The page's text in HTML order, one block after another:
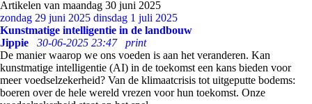
Artikelen van maandag 30 juni 2025
zondag 29 juni 2025 dinsdag 1 juli 2025
Kunstmatige intelligentie in de landbouw
Jippie
30-06-2025 23:47
print
De manier waarop we ons voeden is aan het veranderen. Kan
kunstmatige intelligentie (AI) in de toekomst een kans bieden voor
meer voedselzekerheid? Van de klimaatcrisis tot uitgeputte bodems:
boeren over de hele wereld vrezen voor hun toekomst. Onze